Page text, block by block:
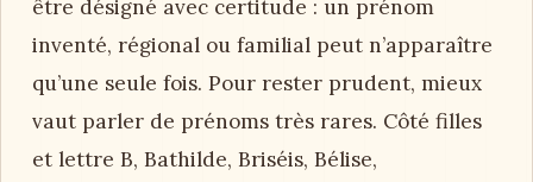
être désigné avec certitude : un prénom
inventé, régional ou familial peut n’apparaître
qu’une seule fois. Pour rester prudent, mieux
vaut parler de prénoms très rares. Côté filles
et lettre B, Bathilde, Briséis, Bélise,